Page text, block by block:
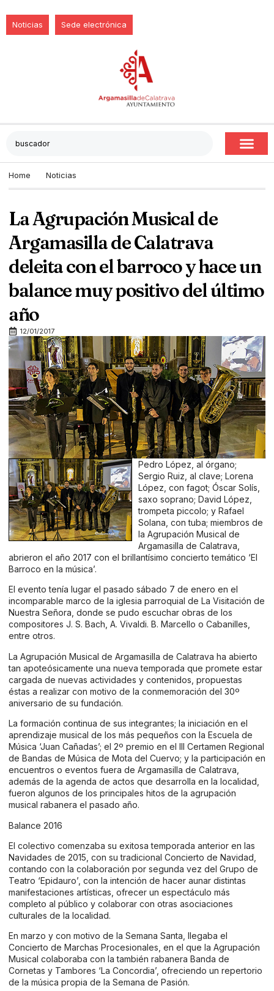
Noticias Sede electrónica
Home Noticias
La Agrupación Musical de
Argamasilla de Calatrava
deleita con el barroco y hace un
balance muy positivo del último
año
12/01/2017
Pedro López, al órgano;
Sergio Ruiz, al clave; Lorena
López, con fagot; Óscar Solís,
saxo soprano; David López,
trompeta piccolo; y Rafael
Solana, con tuba; miembros de
la Agrupación Musical de
Argamasilla de Calatrava,
abrieron el año 2017 con el brillantísimo concierto temático ‘El
Barroco en la música’.
El evento tenía lugar el pasado sábado 7 de enero en el
incomparable marco de la iglesia parroquial de La Visitación de
Nuestra Señora, donde se pudo escuchar obras de los
compositores J. S. Bach, A. Vivaldi. B. Marcello o Cabanilles,
entre otros.
La Agrupación Musical de Argamasilla de Calatrava ha abierto
tan apoteósicamente una nueva temporada que promete estar
cargada de nuevas actividades y contenidos, propuestas
éstas a realizar con motivo de la conmemoración del 30º
aniversario de su fundación.
La formación continua de sus integrantes; la iniciación en el
aprendizaje musical de los más pequeños con la Escuela de
Música ‘Juan Cañadas’; el 2º premio en el III Certamen Regional
de Bandas de Música de Mota del Cuervo; y la participación en
encuentros o eventos fuera de Argamasilla de Calatrava,
además de la agenda de actos que desarrolla en la localidad,
fueron algunos de los principales hitos de la agrupación
musical rabanera el pasado año.
Balance 2016
El colectivo comenzaba su exitosa temporada anterior en las
Navidades de 2015, con su tradicional Concierto de Navidad,
contando con la colaboración por segunda vez del Grupo de
Teatro ‘Epidauro’, con la intención de hacer aunar distintas
manifestaciones artísticas, ofrecer un espectáculo más
completo al público y colaborar con otras asociaciones
culturales de la localidad.
En marzo y con motivo de la Semana Santa, llegaba el
Concierto de Marchas Procesionales, en el que la Agrupación
Musical colaboraba con la también rabanera Banda de
Cornetas y Tambores ‘La Concordia’, ofreciendo un repertorio
de la música propia de la Semana de Pasión.